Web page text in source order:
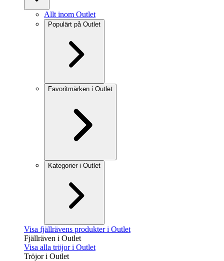
Allt inom Outlet
Populärt på Outlet
Favoritmärken i Outlet
Kategorier i Outlet
Visa fjällrävens produkter i Outlet
Fjällräven i Outlet
Visa alla tröjor i Outlet
Tröjor i Outlet